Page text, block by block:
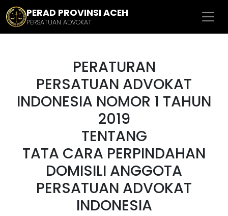
PERAD PROVINSI ACEH
PERSATUAN ADVOKAT
PERATURAN
PERSATUAN ADVOKAT
INDONESIA NOMOR 1 TAHUN
2019
TENTANG
TATA CARA PERPINDAHAN
DOMISILI ANGGOTA
PERSATUAN ADVOKAT
INDONESIA